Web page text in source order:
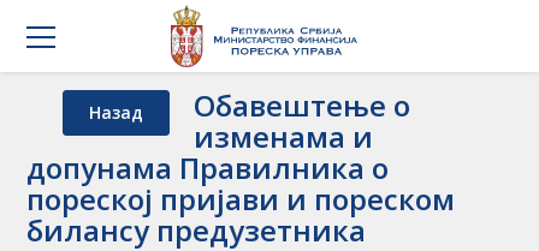
Назад Обавештење о
изменама и
допунама Правилника о
пореској пријави и пореском
билансу предузетника